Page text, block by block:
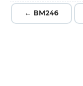
← BM246